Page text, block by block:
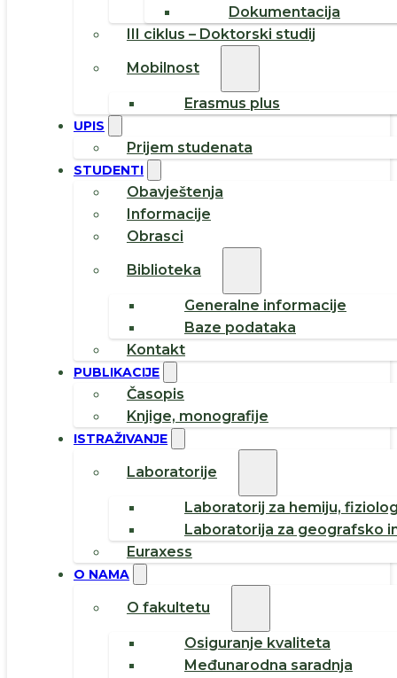
Dokumentacija
III ciklus – Doktorski studij
Mobilnost
Erasmus plus
UPIS
Prijem studenata
STUDENTI
Obavještenja
Informacije
Obrasci
Biblioteka
Generalne informacije
Baze podataka
Kontakt
PUBLIKACIJE
Časopis
Knjige, monografije
ISTRAŽIVANJE
Laboratorije
Laboratorij za hemiju,
Laboratorija za geografsko
Euraxess
O NAMA
O fakultetu
Osiguranje kvaliteta
Međunarodna saradnja